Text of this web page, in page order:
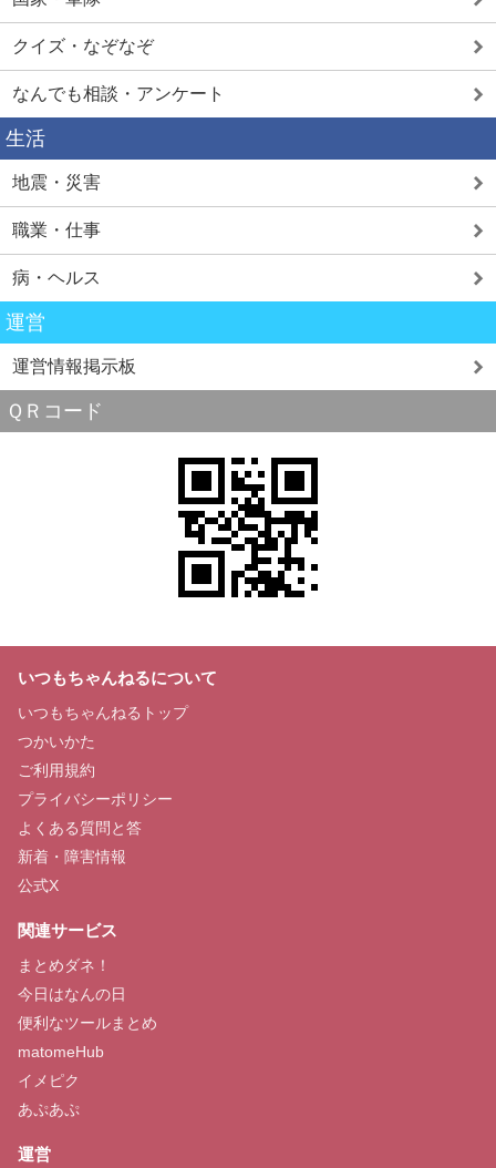
クイズ・なぞなぞ
なんでも相談・アンケート
生活
地震・災害
職業・仕事
病・ヘルス
運営
運営情報掲示板
ＱＲコード
いつもちゃんねるについて
いつもちゃんねるトップ
つかいかた
ご利用規約
プライバシーポリシー
よくある質問と答
新着・障害情報
公式X
関連サービス
まとめダネ！
今日はなんの日
便利なツールまとめ
matomeHub
イメピク
あぷあぷ
運営